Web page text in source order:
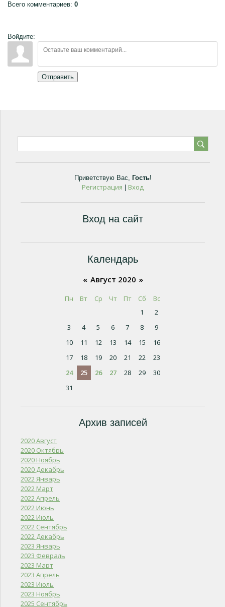
Всего комментариев: 0
Войдите:
Отправить
Приветствую Вас, Гость!
Регистрация Вход
Вход на сайт
Календарь
« Август 2020 »
Пн Вт Ср Чт Пт Сб
Вс
1
2
3
4 5 6 7 8
9
10
11 12 13 14 15
16
17
18 19 20 21 22
23
24
25 26 27 28 29
30
31
Архив записей
2020 Август
2020 Октябрь
2020 Ноябрь
2020 Декабрь
2022 Январь
2022 Март
2022 Апрель
2022 Июнь
2022 Июль
2022 Сентябрь
2022 Декабрь
2023 Январь
2023 Февраль
2023 Март
2023 Апрель
2023 Июль
2023 Ноябрь
2025 Сентябрь